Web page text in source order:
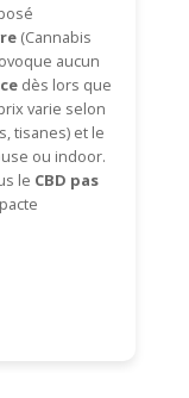
(Cannabis
aucun
dès lors que
varie selon
tisanes) et le
ou indoor.
le CBD pas